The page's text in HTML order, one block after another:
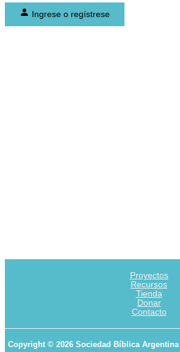
Ingrese o regístrese
Proyectos
Recursos
Tienda
Donar
Contacto
Copyright © 2026 Sociedad Bíblica Argentina